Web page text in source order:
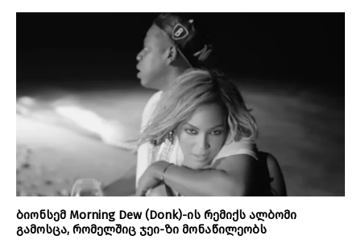
ბიონსემ Morning Dew (Donk)-ის რემიქს ალბომი
გამოსცა, რომელშიც ჯეი-ზი მონაწილეობს